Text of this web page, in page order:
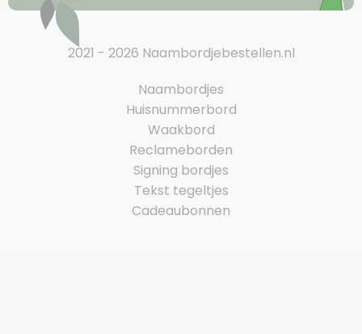
2021 - 2026 Naambordjebestellen.nl
Naambordjes
Huisnummerbord
Waakbord
Reclameborden
Signing bordjes
Tekst tegeltjes
Cadeaubonnen